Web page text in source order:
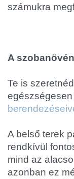
számukra
A
Te is
A belső terek
rendkívül
mind az
azonban ez